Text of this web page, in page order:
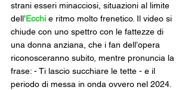
strani esseri minacciosi, situazioni al limite
dell’Ecchi e ritmo molto frenetico. Il video si
chiude con uno spettro con le fattezze di
una donna anziana, che i fan dell’opera
riconosceranno subito, mentre pronuncia la
frase: - Ti lascio succhiare le tette - e il
periodo di messa in onda ovvero nel 2024.